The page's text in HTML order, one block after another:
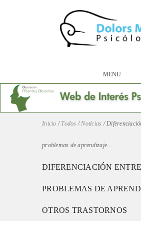
MENU
Inicio / Todos /Notícias /
problemas de aprendizaje...
DIFERENCIACIÓN ENTRE
PROBLEMAS DE
OTROS TRASTORNOS